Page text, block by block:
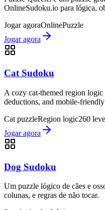
OnlineSudoku.io para lógica,
Jogar agoraOnlinePuzzle
Jogar agora
Cat Sudoku
A cozy cat-themed region
deductions, and mobile-
Cat puzzleRegion logic260
Jogar agora
Dog Sudoku
Um puzzle lógico de cães e
colunas, e regras de não tocar.